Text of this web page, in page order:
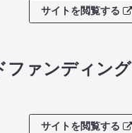
サイトを閲覧する
ファンディング
サイトを閲覧する